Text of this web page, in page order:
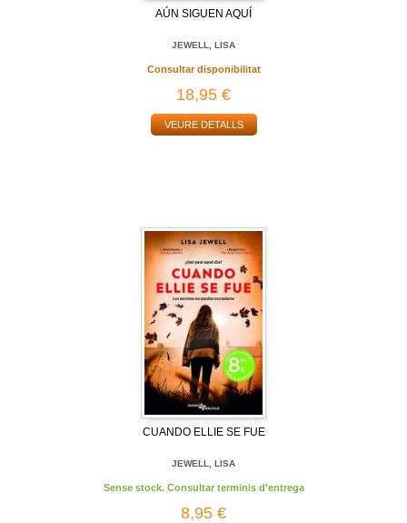
AÚN SIGUEN AQUÍ
JEWELL, LISA
Consultar disponibilitat
18,95 €
VEURE DETALLS
CUANDO ELLIE SE FUE
JEWELL, LISA
Sense stock. Consultar terminis d'entrega
8,95 €